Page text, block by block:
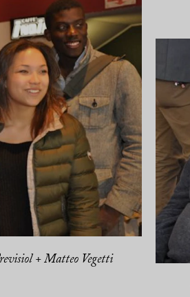
+ Matteo Vegetti